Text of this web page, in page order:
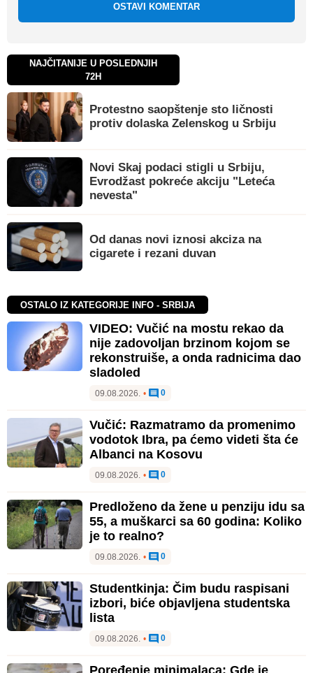
OSTAVI KOMENTAR
NAJČITANIJE U POSLEDNJIH
72H
Protestno saopštenje sto ličnosti
protiv dolaska Zelenskog u Srbiju
Novi Skaj podaci stigli u Srbiju,
Evrodžast pokreće akciju "Leteća
nevesta"
Od danas novi iznosi akciza na
cigarete i rezani duvan
OSTALO IZ KATEGORIJE INFO - SRBIJA
VIDEO: Vučić na mostu rekao da
nije zadovoljan brzinom kojom se
rekonstruiše, a onda radnicima dao
sladoled
09.08.2026. • 0
Vučić: Razmatramo da promenimo
vodotok Ibra, pa ćemo videti šta će
Albanci na Kosovu
09.08.2026. • 0
Predloženo da žene u penziju idu sa
55, a muškarci sa 60 godina: Koliko
je to realno?
09.08.2026. • 0
Studentkinja: Čim budu raspisani
izbori, biće objavljena studentska
lista
09.08.2026. • 0